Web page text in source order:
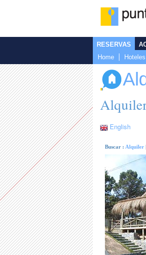
RESERVAS
Home
Hoteles
English
Buscar : Alquiler